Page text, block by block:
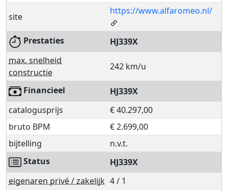
site
https://www.alfaromeo.nl/
Prestaties
HJ339X
max. snelheid
constructie
242 km/u
Financieel
HJ339X
catalogusprijs
€ 40.297,00
bruto BPM
€ 2.699,00
bijtelling
n.v.t.
Status
HJ339X
eigenaren privé / zakelijk 4 / 1